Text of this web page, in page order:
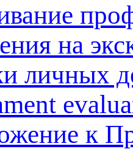
на
личных
к